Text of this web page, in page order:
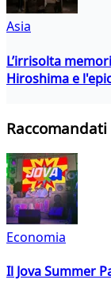
Asia
L’irrisolta
Hiroshima e
Economia
Il Jova Summer